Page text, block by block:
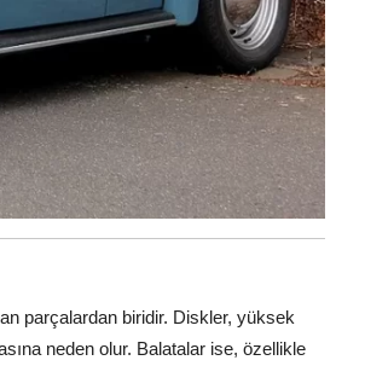
parçalardan biridir. Diskler, yüksek
neden olur. Balatalar ise, özellikle